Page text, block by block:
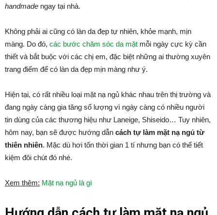
handmade ngay tại nhà.
Không phải ai cũng có làn da đẹp tự nhiên, khỏe mạnh, mịn
màng. Do đó, các bước chăm sóc da mặt mỗi ngày cực kỳ cần
thiết và bắt buộc với các chị em, đặc biệt những ai thường xuyên
trang điểm để có làn da đẹp mịn màng như ý.
Hiện tại, có rất nhiều loại mặt nạ ngủ khác nhau trên thị trường và
đang ngày càng gia tăng số lượng vì ngày càng có nhiều người
tin dùng của các thương hiệu như Laneige, Shiseido… Tuy nhiên,
hôm nay, bạn sẽ được hướng dẫn cách tự làm mặt nạ ngủ từ
thiên nhiên. Mặc dù hơi tốn thời gian 1 tí nhưng bạn có thể tiết
kiệm đôi chút đó nhé.
Xem thêm: Mặt nạ ngủ là gì